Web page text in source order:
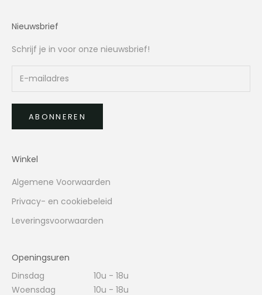
Nieuwsbrief
Schrijf je in voor onze nieuwsbrief!
ABONNEREN
Winkel
Algemene Voorwaarden
Privacy- en cookiebeleid
Leveringsvoorwaarden
Openingsuren
Dinsdag
10u - 18u
Woensdag
10u - 18u